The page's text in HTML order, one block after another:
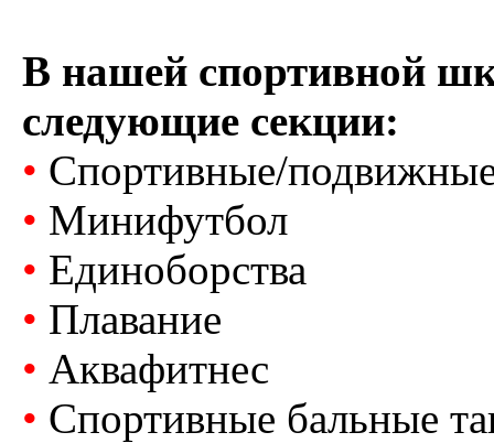
В нашей спортивной
следующие секции:
• Спортивные/
• Минифутбол
• Единоборства
• Плавание
• Аквафитнес
• Спортивные бальные